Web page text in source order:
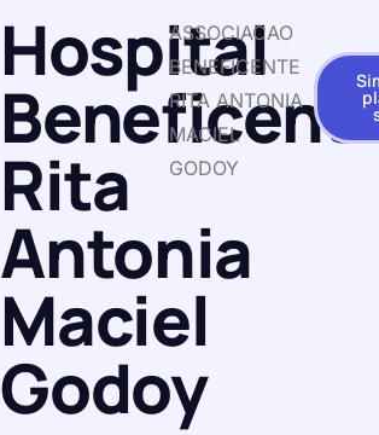
Hospital
Rita
Antonia
Maciel
Godoy
ASSOCIACAO
BENEFICENTE
RITA ANTONIA
MACIEL
GODOY